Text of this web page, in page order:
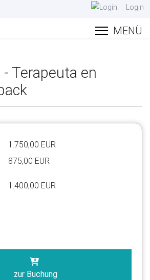
Login
- Terapeuta en
1.750,00 EUR
875,00 EUR
1.400,00 EUR
zur Buchung